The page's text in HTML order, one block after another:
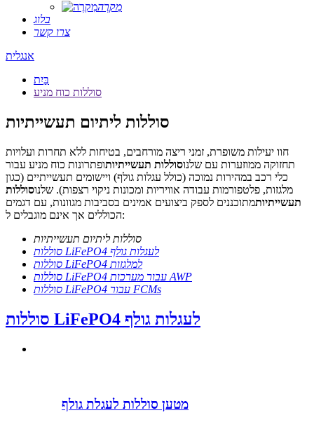
מִקרֶה
בלוג
צרו קשר
אנגלית
בַּיִת
סוללות כוח מניע
סוללות ליתיום תעשייתיות
חוו יעילות משופרת, זמני ריצה מורחבים, בטיחות ללא תחרות ועלויות
תחזוקה ממוזערות עם שלנוסוללות תעשייתיותופתרונות כוח מניע עבור
כלי רכב במהירות נמוכה (כולל עגלות גולף) ויישומים תעשייתיים (כגון
מלגזות, פלטפורמות עבודה אוויריות ומכונות ניקוי רצפות). שלנוסוללות
תעשייתיותמתוכננים לספק ביצועים אמינים בסביבות מגוונות, עם דגמים
הכוללים אך אינם מוגבלים ל:
סוללות ליתיום תעשייתיות
סוללות LiFePO4 לעגלות גולף
סוללות LiFePO4 למלגזות
סוללות LiFePO4 עבור מערכות AWP
סוללות LiFePO4 עבור FCMs
סוללות LiFePO4 לעגלות גולף
מטען סוללות לעגלת גולף